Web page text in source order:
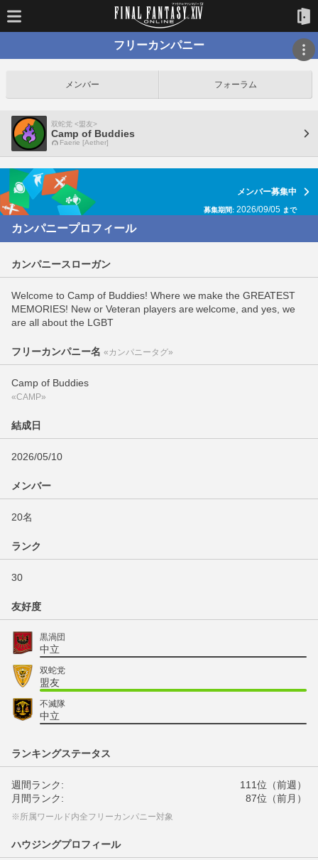
フリーカンパニー
メンバー フォーラム
双蛇党 <盟友>
Camp of Buddies
Faerie [Aether]
メンバー募集中
募集期間:2026/09/05 まで
カンパニープロフィール
カンパニースローガン
Welcome to Camp of Buddies! Where we make the GREATEST
MEMORIES! New or Veteran players are welcome, and yes, we
are all about the LGBT
フリーカンパニー名 «カンパニータグ»
Camp of Buddies
«CAMP»
結成日
2026/05/10
メンバー
20名
ランク
30
友好度
黒渦団
中立
双蛇党
盟友
不滅隊
中立
ランキングステータス
週間ランク:
111位（前週）
月間ランク:
87位（前月）
※所属ワールド内全フリーカンパニー対象
ハウジングプロフィール